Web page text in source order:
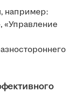
например:
«Управление